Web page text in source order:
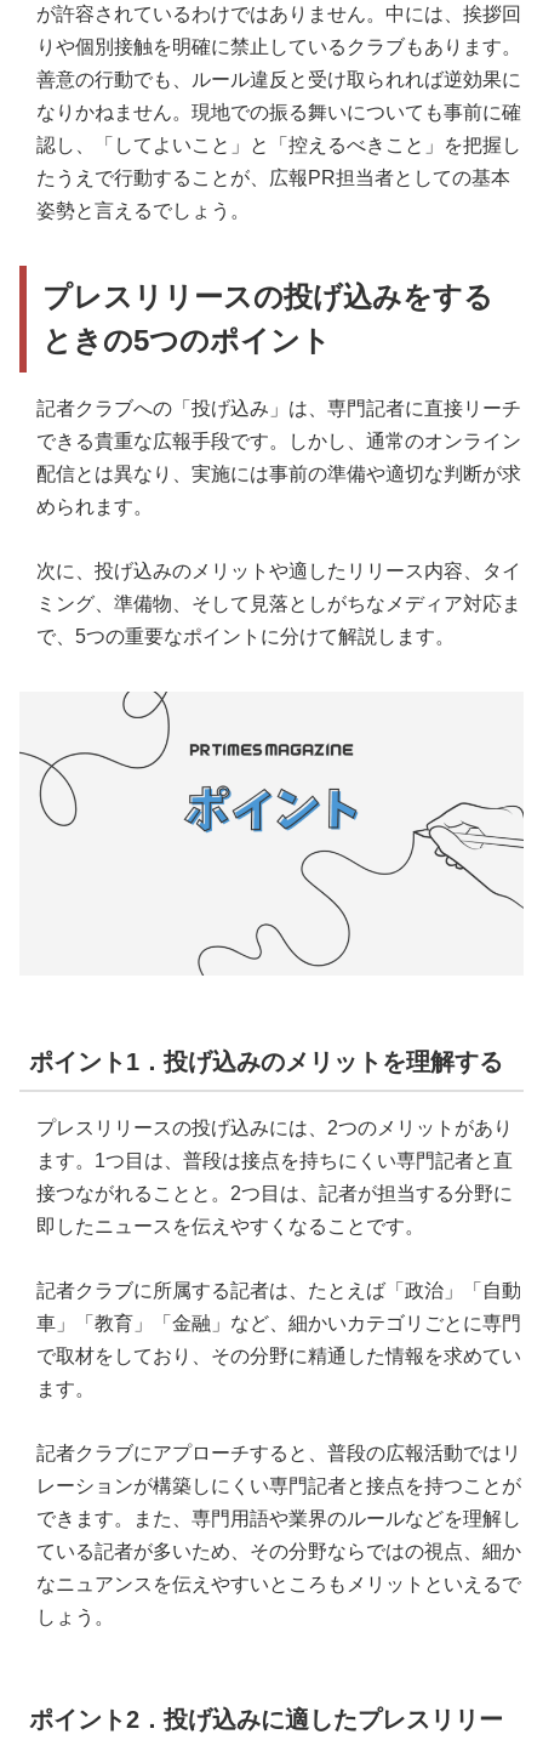
が許容されているわけではありません。中には、挨拶回
りや個別接触を明確に禁止しているクラブもあります。
善意の行動でも、ルール違反と受け取られれば逆効果に
なりかねません。現地での振る舞いについても事前に確
認し、「してよいこと」と「控えるべきこと」を把握し
たうえで行動することが、広報PR担当者としての基本
姿勢と言えるでしょう。
プレスリリースの投げ込みをする
ときの5つのポイント
記者クラブへの「投げ込み」は、専門記者に直接リーチ
できる貴重な広報手段です。しかし、通常のオンライン
配信とは異なり、実施には事前の準備や適切な判断が求
められます。
次に、投げ込みのメリットや適したリリース内容、タイ
ミング、準備物、そして見落としがちなメディア対応ま
で、5つの重要なポイントに分けて解説します。
ポイント1．投げ込みのメリットを理解する
プレスリリースの投げ込みには、2つのメリットがあり
ます。1つ目は、普段は接点を持ちにくい専門記者と直
接つながれることと。2つ目は、記者が担当する分野に
即したニュースを伝えやすくなることです。
記者クラブに所属する記者は、たとえば「政治」「自動
車」「教育」「金融」など、細かいカテゴリごとに専門
で取材をしており、その分野に精通した情報を求めてい
ます。
記者クラブにアプローチすると、普段の広報活動ではリ
レーションが構築しにくい専門記者と接点を持つことが
できます。また、専門用語や業界のルールなどを理解し
ている記者が多いため、その分野ならではの視点、細か
なニュアンスを伝えやすいところもメリットといえるで
しょう。
ポイント2．投げ込みに適したプレスリリー